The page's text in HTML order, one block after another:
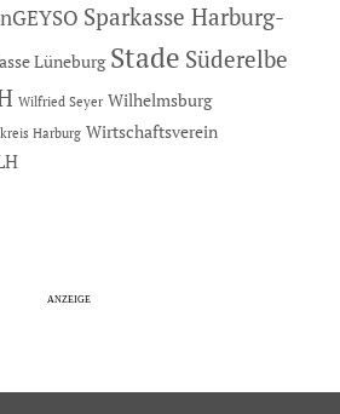
Sparkasse Harburg-
Lüneburg Stade Süderelbe
Wilfried Seyer Wilhelmsburg
Harburg Wirtschaftsverein